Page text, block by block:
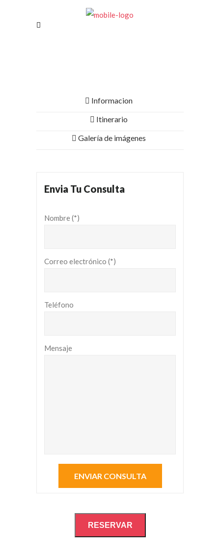
Informacion
Itinerario
Galería de imágenes
Envia Tu Consulta
Nombre (*)
Correo electrónico (*)
Teléfono
Mensaje
RESERVAR